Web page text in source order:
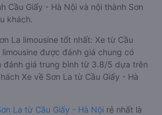
Cầu Giấy - Hà Nội và nội thành Sơn
khách.
La limousine tốt nhất: Xe từ Cầu
limousine được đánh giá chung có
đánh giá trung bình từ 3.8/5 dựa trên
Xe về Sơn La từ Cầu Giấy - Hà
La từ Cầu Giấy - Hà Nội rẻ nhất là